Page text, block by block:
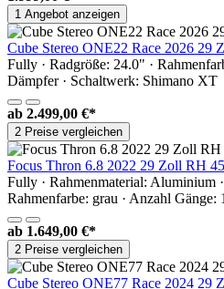
1 Angebot anzeigen
Cube Stereo ONE22 Race 2026 29
Fully · Radgröße: 24.0" ·
Dämpfer · Schaltwerk: Shimano XT
ab 2.499,00 €*
2 Preise vergleichen
Focus Thron 6.8 2022 29 Zoll RH
Fully · Rahmenmaterial: Aluminium
Rahmenfarbe: grau · Anzahl Gänge:
ab 1.649,00 €*
2 Preise vergleichen
Cube Stereo ONE77 Race 2024 29